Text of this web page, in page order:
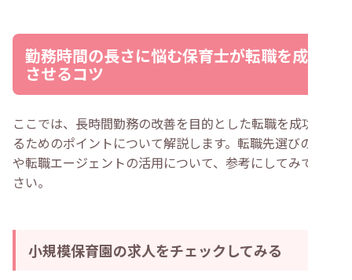
勤務時間の長さに悩む保育士が転職を成功
させるコツ
ここでは、長時間勤務の改善を目的とした転職を成功させ
るためのポイントについて解説します。転職先選びの視点
や転職エージェントの活用について、参考にしてみてくだ
さい。
小規模保育園の求人をチェックしてみる